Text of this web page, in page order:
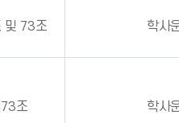
및 73조 학사
조 학사